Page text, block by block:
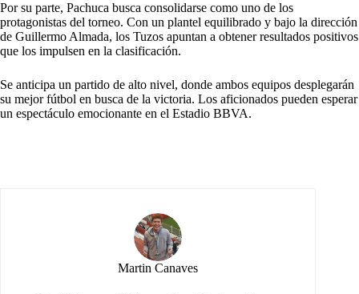
Por su parte, Pachuca busca consolidarse como uno de los
protagonistas del torneo. Con un plantel equilibrado y bajo la dirección
de Guillermo Almada, los Tuzos apuntan a obtener resultados positivos
que los impulsen en la clasificación.
Se anticipa un partido de alto nivel, donde ambos equipos desplegarán
su mejor fútbol en busca de la victoria. Los aficionados pueden esperar
un espectáculo emocionante en el Estadio BBVA.
Martin Canaves